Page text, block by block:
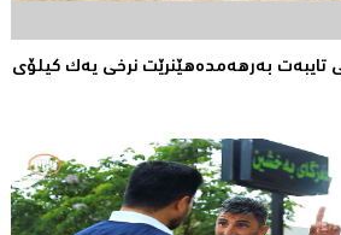
تایبه‌ت به‌رهه‌مدەهێنرێت نرخی یه‌ك كیلۆی